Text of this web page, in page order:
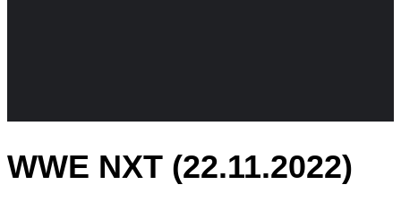
WWE NXT (22.11.2022)